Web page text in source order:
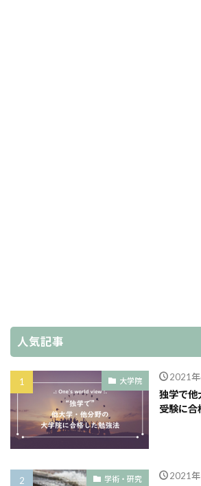
人気記事
大学院 2021
独学で他
受験に合
学術・研究 2021